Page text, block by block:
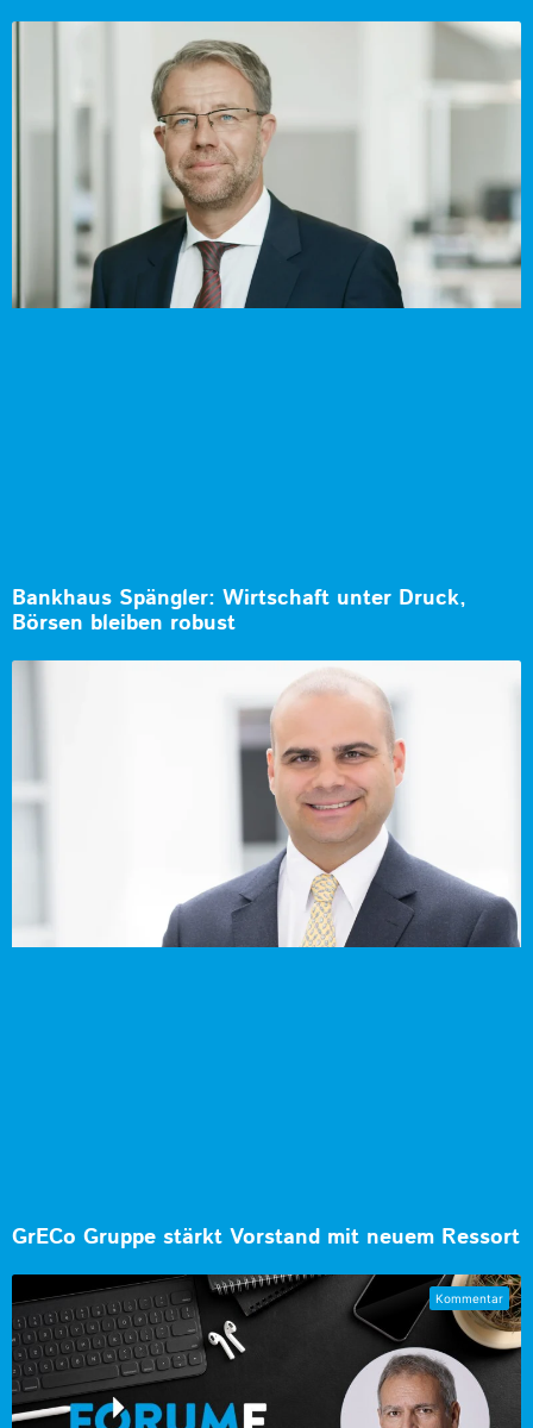
Bankhaus Spängler: Wirtschaft unter Druck,
Börsen bleiben robust
GrECo Gruppe stärkt Vorstand mit neuem Ressort